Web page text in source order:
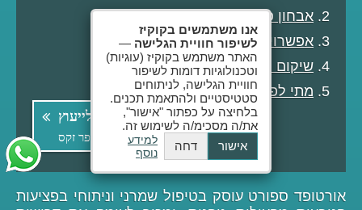
אבחון פציעות ברך
אפשרויות טיפול מתקדמות
שיקום וחזרה לפעילות
מתי לפנות לבדיקה?
לקביעת תור לייעוץ
אצל ד"ר עופר זקס
אורטופד ספורט עוסק בטיפול שמרני וניתוחי בפציעות
אנו משתמשים בקוקיז
לשיפור חוויית הגלישה —
האתר משתמש בקוקיז (עוגיות)
וטכנולוגיות דומות לשיפור
חוויית הגלישה, לניתוחים
סטטיסטיים ולהתאמת תכנים.
בלחיצה על כפתור "אישור",
את/ה מסכימ/ה לשימוש זה.
אישור
דחה
למידע
נוסף